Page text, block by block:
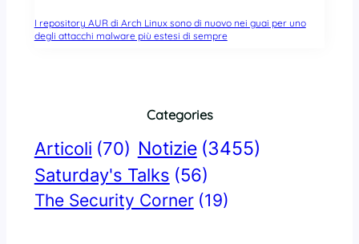
I repository AUR di Arch Linux sono di nuovo nei guai per uno
degli attacchi malware più estesi di sempre
Categories
Articoli (70) Notizie (3455)
Saturday's Talks (56)
The Security Corner (19)